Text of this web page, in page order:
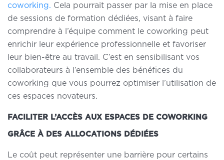
coworking. Cela pourrait passer par la mise en place
de sessions de formation dédiées, visant à faire
comprendre à l’équipe comment le coworking peut
enrichir leur expérience professionnelle et favoriser
leur bien-être au travail. C’est en sensibilisant vos
collaborateurs à l’ensemble des bénéfices du
coworking que vous pourrez optimiser l’utilisation de
ces espaces novateurs.
FACILITER L’ACCÈS AUX ESPACES DE COWORKING
GRÂCE À DES ALLOCATIONS DÉDIÉES
Le coût peut représenter une barrière pour certains